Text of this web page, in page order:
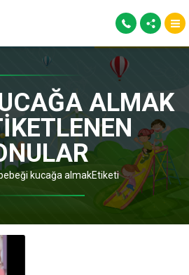
ALMAK
bebeği kucağa almakEtiketi